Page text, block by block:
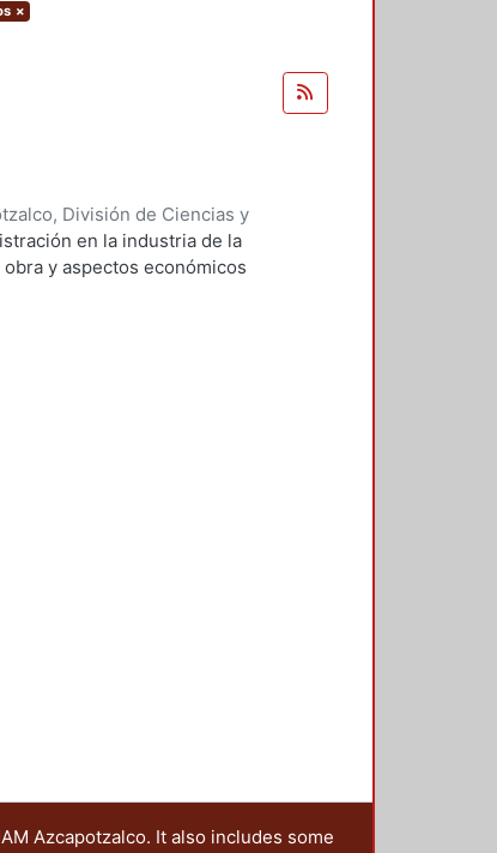
×
División de Ciencias y
de Realización,1999)
Salazar, Rubén;Carpio
en la industria de la
y aspectos económicos
Azcapotzalco. It also includes some